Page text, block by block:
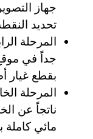
جهاز
تحديد
المرحلة
جداً في
بقطع غيار
المرحلة
ناتجاً عن
مائي كاملة